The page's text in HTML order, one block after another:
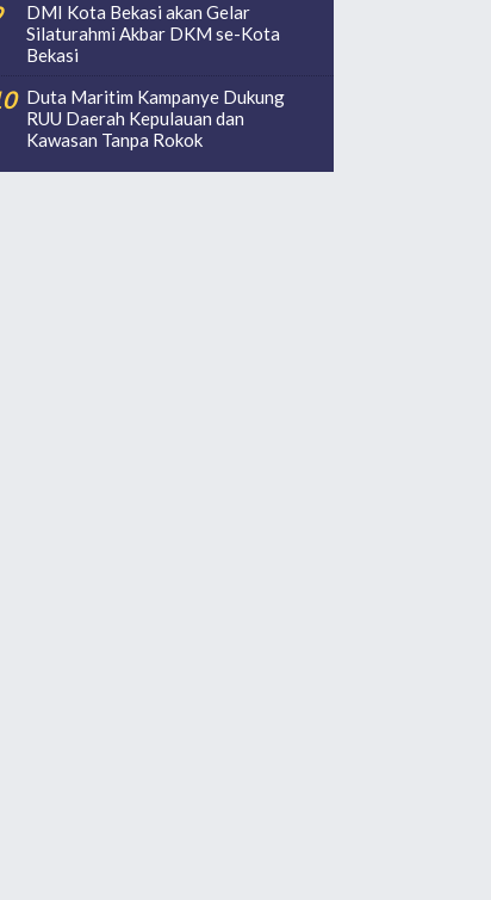
DMI Kota Bekasi akan Gelar
Silaturahmi Akbar DKM se-Kota
Bekasi
Duta Maritim Kampanye Dukung
RUU Daerah Kepulauan dan
Kawasan Tanpa Rokok